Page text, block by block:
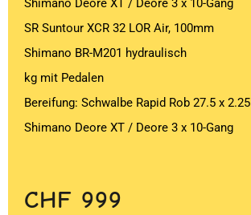
Shimano Deore XT / Deore 3 x 10-Gang
SR Suntour XCR 32 LOR Air, 100mm
Shimano BR-M201 hydraulisch
kg mit Pedalen
Bereifung: Schwalbe Rapid Rob 27.5 x 2.25
Shimano Deore XT / Deore 3 x 10-Gang
CHF 999